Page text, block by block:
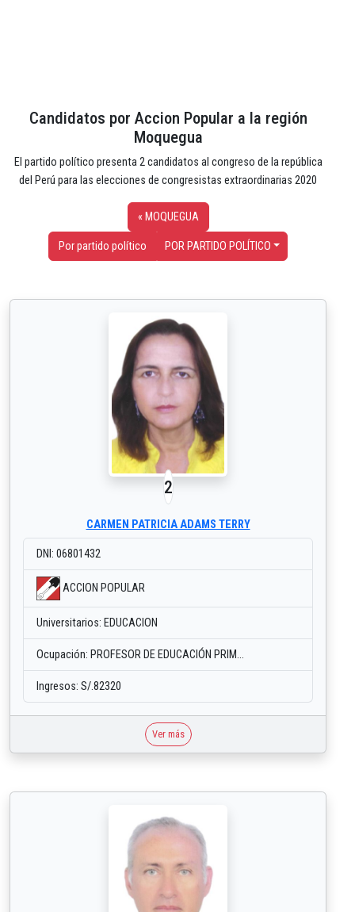
Candidatos por Accion Popular a la región
Moquegua
El partido político presenta 2 candidatos al congreso de la república
del Perú para las elecciones de congresistas extraordinarias 2020
« MOQUEGUA
Por partido político POR PARTIDO POLÍTICO
2
CARMEN PATRICIA ADAMS TERRY
DNI: 06801432
ACCION POPULAR
Universitarios: EDUCACION
Ocupación: PROFESOR DE EDUCACIÓN PRIM...
Ingresos: S/.82320
Ver más